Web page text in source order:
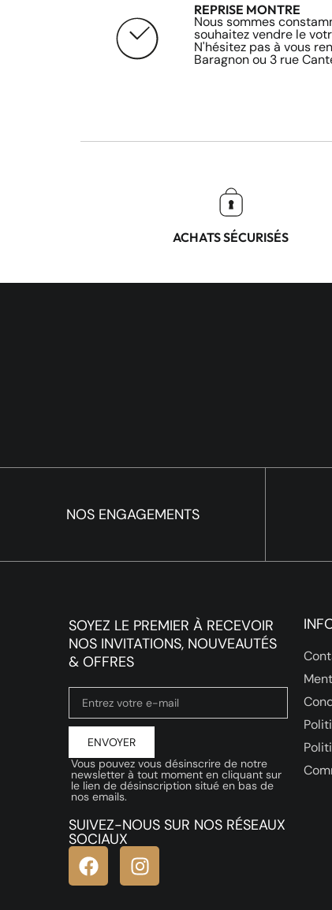
REPRISE MONTRE
Nous sommes
souhaitez vendre le
N'hésitez pas à vous
Baragnon ou 3 rue
ACHATS SÉCURISÉS
NOS ENGAGEMENTS
SOYEZ LE PREMIER À RECEVOIR
NOS INVITATIONS, NOUVEAUTÉS
& OFFRES
ENVOYER
Vous pouvez vous désinscrire de notre
newsletter à tout moment en cliquant sur
le lien de désinscription situé en bas de
nos emails.
SUIVEZ-NOUS SUR NOS RÉSEAUX
SOCIAUX